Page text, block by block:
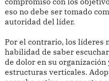
eso no debe ser tomado
autoridad del líder.
Por el contrario, los líderes
habilidad de saber
de dolor en su organización
estructuras verticales.